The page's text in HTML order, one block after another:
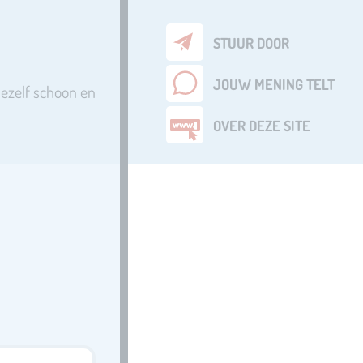
schoon en
STUUR DOOR
JOUW MENING TELT
OVER DEZE SITE